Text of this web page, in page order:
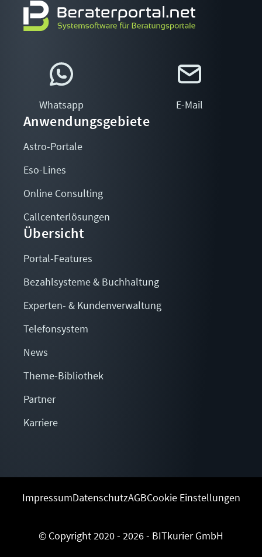
Whatsapp E-Mail
Anwendungsgebiete
Astro-Portale
Eso-Lines
Online Consulting
Callcenterlösungen
Übersicht
Portal-Features
Bezahlsysteme & Buchhaltung
Experten- & Kundenverwaltung
Telefonsystem
News
Theme-Bibliothek
Partner
Karriere
ImpressumDatenschutzAGBCookie Einstellungen
© Copyright 2020 - 2026 - BITkurier GmbH